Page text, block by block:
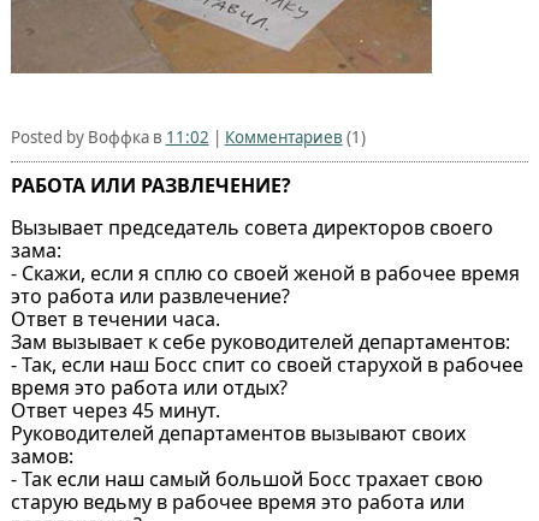
Posted by Воффка в 11:02 | Комментариев (1)
РАБОТА ИЛИ РАЗВЛЕЧЕНИЕ?
Вызывает председатель совета директоров своего
зама:
- Скажи, если я сплю со своей женой в рабочее время
это работа или развлечение?
Ответ в течении часа.
Зам вызывает к себе руководителей департаментов:
- Так, если наш Босс спит со своей старухой в рабочее
время это работа или отдых?
Ответ через 45 минут.
Руководителей департаментов вызывают своих
замов:
- Так если наш самый большой Босс трахает свою
старую ведьму в рабочее время это работа или